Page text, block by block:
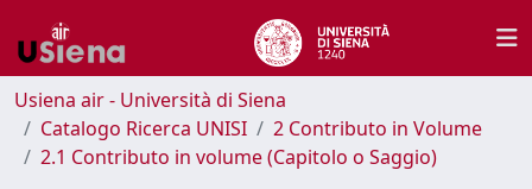
Usiena air - Università di Siena
Catalogo Ricerca UNISI
2 Contributo in Volume
2.1 Contributo in volume (Capitolo o Saggio)